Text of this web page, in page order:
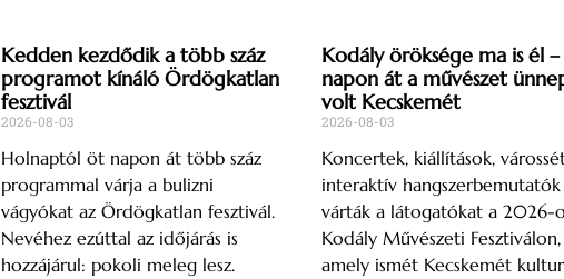
Kedden kezdődik a több száz
programot kínáló Ördögkatlan
fesztivál
2026-08-03
Holnaptól öt napon át több száz
programmal várja a bulizni
vágyókat az Ördögkatlan fesztivál.
Nevéhez ezúttal az időjárás is
hozzájárul: pokoli meleg lesz.
Kodály öröksége ma is él
napon át a művészet
volt Kecskemét
2026-08-03
Koncertek, kiállítások,
interaktív hangszerbemutatók
várták a látogatókat a 2026-
Kodály Művészeti Fesztiválon,
amely ismét Kecskemét